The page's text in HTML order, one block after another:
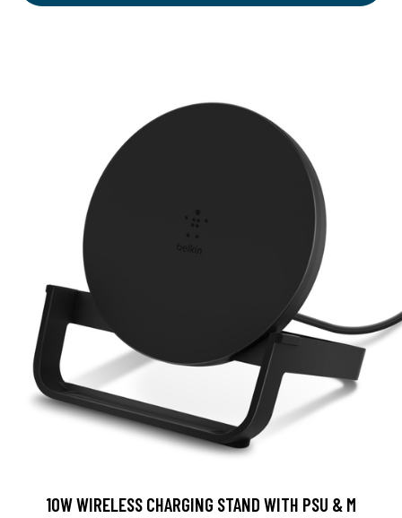
10W WIRELESS CHARGING STAND WITH PSU & M